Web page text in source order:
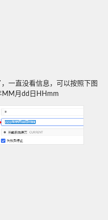
一直没看信息，可以按照下图
MM月dd日HHmm